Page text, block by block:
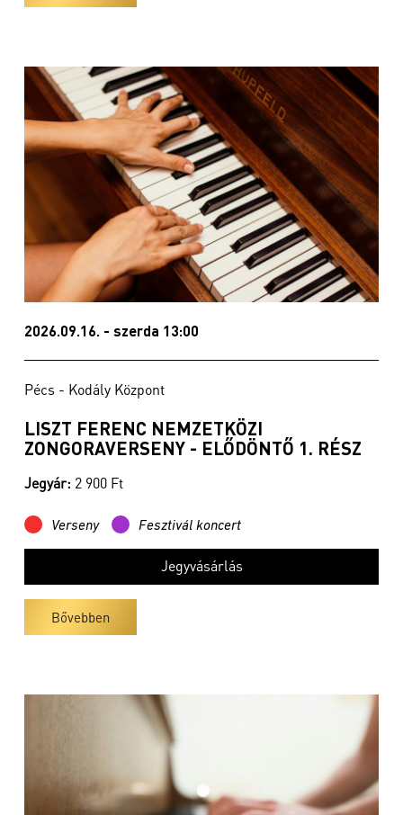
2026.09.16. - szerda 13:00
Pécs - Kodály Központ
LISZT FERENC NEMZETKÖZI
ZONGORAVERSENY - ELŐDÖNTŐ 1. RÉSZ
Jegyár: 2 900 Ft
Verseny Fesztivál koncert
Jegyvásárlás
Bővebben